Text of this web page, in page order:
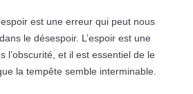
est une erreur qui peut nous
le désespoir. L’espoir est une
l’obscurité, et il est essentiel de le
la tempête semble interminable.